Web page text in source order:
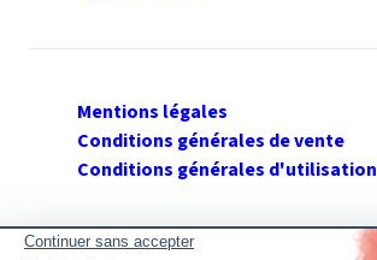
Mentions légales
Conditions générales de vente
Conditions générales d'utilisation